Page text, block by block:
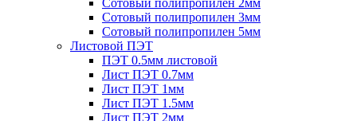
Сотовый полипропилен 2мм
Сотовый полипропилен 3мм
Сотовый полипропилен 5мм
Листовой ПЭТ
ПЭТ 0.5мм листовой
Лист ПЭТ 0.7мм
Лист ПЭТ 1мм
Лист ПЭТ 1.5мм
Лист ПЭТ 2мм